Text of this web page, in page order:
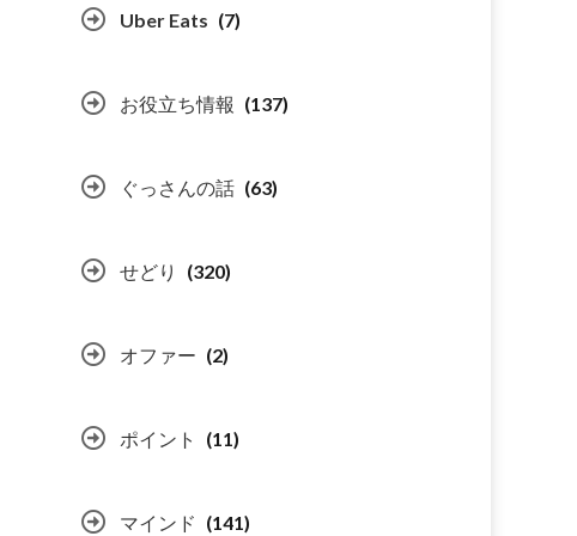
Uber Eats (7)
お役立ち情報 (137)
ぐっさんの話 (63)
せどり (320)
オファー (2)
ポイント (11)
マインド (141)